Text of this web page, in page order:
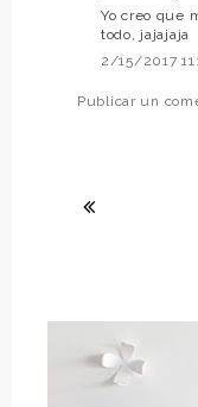
Yo creo que
todo, jajajaja
2/15/2017
Publicar un